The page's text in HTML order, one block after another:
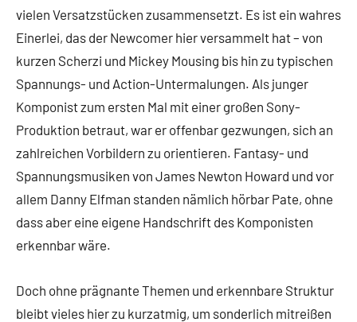
vielen Versatzstücken zusammensetzt. Es ist ein wahres
Einerlei, das der Newcomer hier versammelt hat – von
kurzen Scherzi und Mickey Mousing bis hin zu typischen
Spannungs- und Action-Untermalungen. Als junger
Komponist zum ersten Mal mit einer großen Sony-
Produktion betraut, war er offenbar gezwungen, sich an
zahlreichen Vorbildern zu orientieren. Fantasy- und
Spannungsmusiken von James Newton Howard und vor
allem Danny Elfman standen nämlich hörbar Pate, ohne
dass aber eine eigene Handschrift des Komponisten
erkennbar wäre.
Doch ohne prägnante Themen und erkennbare Struktur
bleibt vieles hier zu kurzatmig, um sonderlich mitreißen